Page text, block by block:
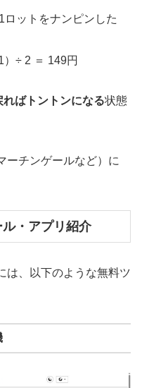
ットをナンピンした
÷ 2 ＝ 149円
ばトントンになる状態
ーチンゲールなど）に
・アプリ紹介
は、以下のような無料ツ